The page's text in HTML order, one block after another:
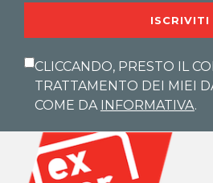
ISCRIVITI
CLICCANDO, PRESTO IL
TRATTAMENTO DEI MIEI
COME DA INFORMATIVA.